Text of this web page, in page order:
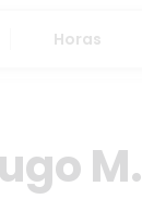
Horas
M.